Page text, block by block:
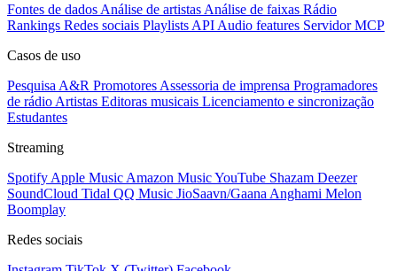
Fontes de dados Análise de artistas Análise de faixas Rádio
Rankings Redes sociais Playlists API Audio features Servidor MCP
Casos de uso
Pesquisa A&R Promotores Assessoria de imprensa Programadores
de rádio Artistas Editoras musicais Licenciamento e sincronização
Estudantes
Streaming
Spotify Apple Music Amazon MusicYouTube Shazam Deezer
SoundCloud Tidal QQ Music JioSaavn/Gaana Anghami Melon
Boomplay
Redes sociais